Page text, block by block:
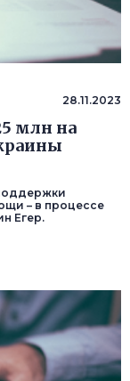
28.11.2023
млн на
– в процессе
Егер.